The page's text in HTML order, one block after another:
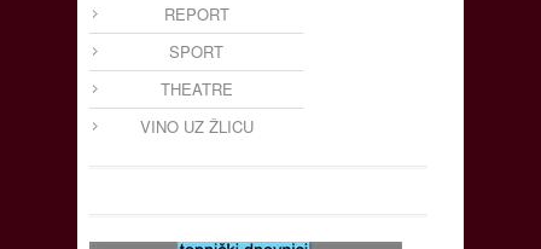
REPORT
SPORT
THEATRE
VINO UZ ŽLICU